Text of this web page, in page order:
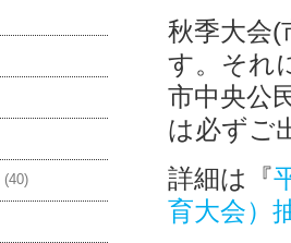
秋季大会(
す。それ
市中央公
は必ずご
詳細は『
育大会）
(40)